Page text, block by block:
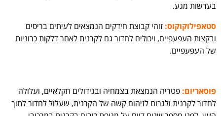
בעדשות מגע.
סטאפילוקוקוס: זוהי קבוצת חידקים הנמצאים לעיתים בריסים
ובקצות העפעפיים, ויכולים לחדור גם לקרנית לאחר דלקות כרוניות
של העפעפיים.
פוסאריום: פטריה הנמצאת בצמחיה ובגידולים חקלאיים, ועלולה
לחדור לקרנית ולגרום לזיהום קשה של הקרנית, שעלול לחדור לתוך